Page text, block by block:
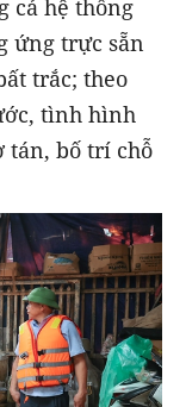
cả hệ thống
ứng trực sẵn
trắc; theo
tình hình
tán, bố trí chỗ